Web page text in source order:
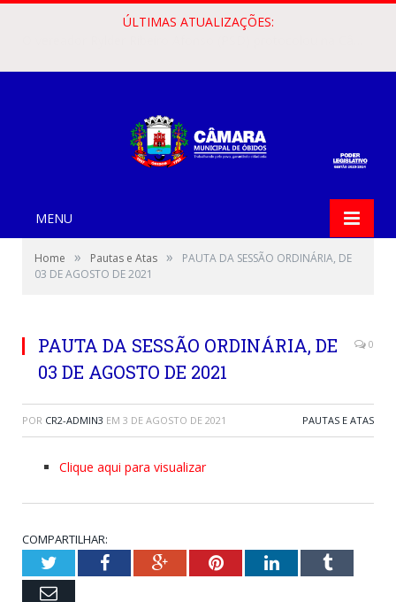
ÚLTIMAS ATUALIZAÇÕES:
MENU
Home » Pautas e Atas »
PAUTA DA SESSÃO ORDINÁRIA, DE
03 DE AGOSTO DE 2021
PAUTA DA SESSÃO ORDINÁRIA, DE
03 DE AGOSTO DE 2021
0
POR CR2-ADMIN3 EM 3 DE AGOSTO DE 2021 PAUTAS E ATAS
Clique aqui para visualizar
COMPARTILHAR:
TwitterFacebookGoogle+PinterestLinkedInTumblr
Email